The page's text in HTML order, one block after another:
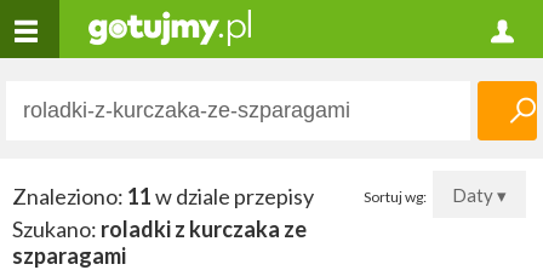
Sortuj wg: Daty ▾
Znaleziono: 11w dziale przepisy
Szukano: roladki z kurczaka ze
szparagami